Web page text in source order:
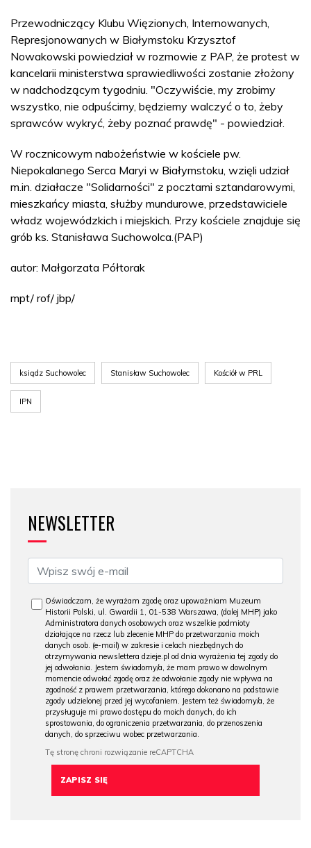
Przewodniczący Klubu Więzionych, Internowanych,
Represjonowanych w Białymstoku Krzysztof
Nowakowski powiedział w rozmowie z PAP, że protest w
kancelarii ministerstwa sprawiedliwości zostanie złożony
w nadchodzącym tygodniu. "Oczywiście, my zrobimy
wszystko, nie odpuścimy, będziemy walczyć o to, żeby
sprawców wykryć, żeby poznać prawdę" - powiedział.
W rocznicowym nabożeństwie w kościele pw.
Niepokalanego Serca Maryi w Białymstoku, wzięli udział
m.in. działacze "Solidarności" z pocztami sztandarowymi,
mieszkańcy miasta, służby mundurowe, przedstawiciele
władz wojewódzkich i miejskich. Przy kościele znajduje się
grób ks. Stanisława Suchowolca.(PAP)
autor: Małgorzata Półtorak
mpt/ rof/ jbp/
ksiądz Suchowolec Stanisław Suchowolec Kościół w PRL
IPN
NEWSLETTER
Oświadczam, że wyrażam zgodę oraz upoważniam Muzeum
Historii Polski, ul. Gwardii 1, 01-538 Warszawa, (dalej MHP) jako
Administratora danych osobowych oraz wszelkie podmioty
działające na rzecz lub zlecenie MHP do przetwarzania moich
danych osob. (e-mail) w zakresie i celach niezbędnych do
otrzymywania newslettera dzieje.pl od dnia wyrażenia tej zgody do
jej odwołania. Jestem świadomy/a, że mam prawo w dowolnym
momencie odwołać zgodę oraz że odwołanie zgody nie wpływa na
zgodność z prawem przetwarzania, którego dokonano na podstawie
zgody udzielonej przed jej wycofaniem. Jestem też świadomy/a, że
przysługuje mi prawo dostępu do moich danych, do ich
sprostowania, do ograniczenia przetwarzania, do przenoszenia
danych, do sprzeciwu wobec przetwarzania.